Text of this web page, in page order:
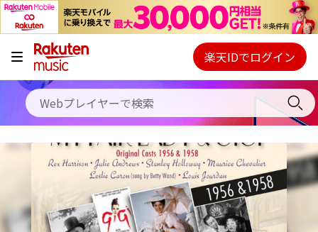
キャンペーン
料金プラン
使い方
初回30日間無料お試し
Webプレイヤー
ご契約内容の確認・変更
楽天IDでログイン